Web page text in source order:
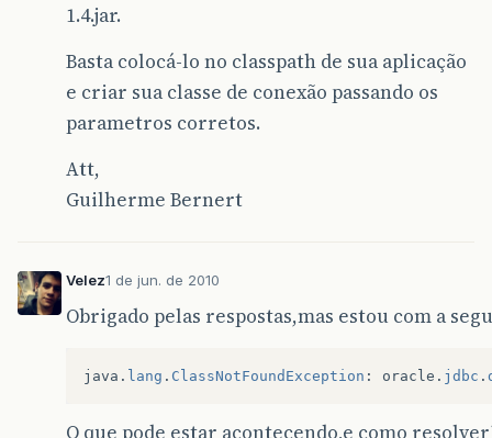
1.4.jar.
Basta colocá-lo no classpath de sua aplicação
e criar sua classe de conexão passando os
parametros corretos.
Att,
Guilherme Bernert
Velez1 de jun. de 2010
Obrigado pelas respostas,mas estou com a
java . lang . ClassNotFoundException : oracle . jdbc .
O que pode estar acontecendo,e como